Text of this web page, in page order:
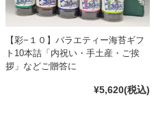
【彩−１０】バラエティー海苔ギフ
ト10本詰「内祝い・手土産・ご挨
拶」などご贈答に
¥5,620(税込)